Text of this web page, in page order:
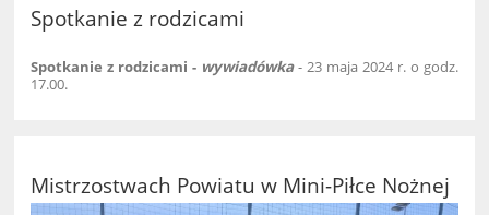
Spotkanie z rodzicami
Spotkanie z rodzicami - wywiadówka- 23 maja 2024 r. o godz.
17.00.
Mistrzostwach Powiatu w Mini-Piłce Nożnej